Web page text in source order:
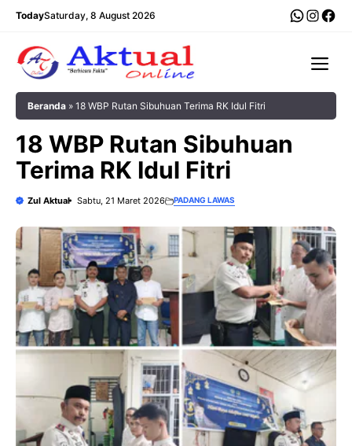
Langsung
TodaySaturday, 8 August 2026
Beranda » 18 WBP Rutan Sibuhuan Terima RK Idul Fitri
18 WBP Rutan Sibuhuan
Terima RK Idul Fitri
Zul Aktual Sabtu, 21 Maret 2026 PADANG LAWAS